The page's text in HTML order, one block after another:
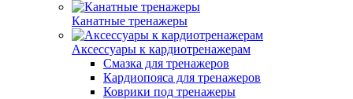
Канатные тренажеры
Аксессуары к кардиотренажерам
Смазка для тренажеров
Кардиопояса для тренажеров
Коврики под тренажеры